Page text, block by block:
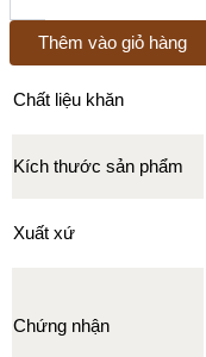
Thêm vào giỏ hàng
Chất liệu khăn
Kích thước sản phẩm
Xuất xứ
Chứng nhận